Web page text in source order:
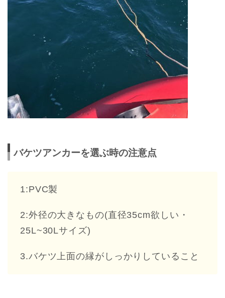
バケツアンカーを選ぶ時の注意点
1:PVC製
2:外径の大きなもの(直径35cm欲しい・
25L~30Lサイズ)
3.バケツ上面の縁がしっかりしていること